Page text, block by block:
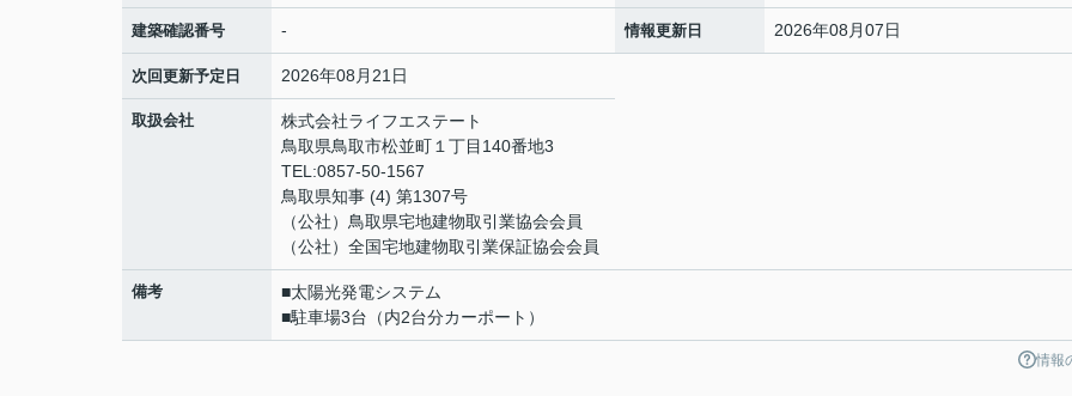
建築確認番号 - 情報更新日 2026年08月07日
次回更新予定日 2026年08月21日
取扱会社
株式会社ライフエステート
鳥取県鳥取市松並町１丁目140番地3
TEL:0857-50-1567
鳥取県知事 (4) 第1307号
（公社）鳥取県宅地建物取引業協会会員
（公社）全国宅地建物取引業保証協会会員
備考
■太陽光発電システム
■駐車場3台（内2台分カーポート）
情報